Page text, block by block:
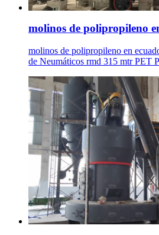
molinos de polipropileno
molinos de polipropileno en
de Neumáticos rmd 315 mtr PET